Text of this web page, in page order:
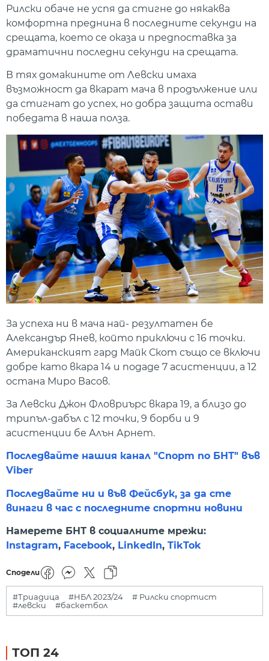
Рилски обаче не успя да стигне до някаква
комфортна преднина в последните секунди на
срещата, което се оказа и предпоставка за
драматични последни секунди на срещата.
В тях домакините от Левски имаха
възможност да вкарат мача в продължение или
да стигнат до успех, но добра защита остави
победата в наша полза.
За успеха ни в мача най- резултатен бе
Александър Янев, който приключи с 16 точки.
Американският гард Майк Скот също се включи
добре като вкара 14 и подаде 7 асистенции, а 12
остана Миро Васов.
За Левски Джон Фловриърс вкара 19, а близо до
трипъл-дабъл с 12 точки, 9 борби и 9
асистенции бе Алън Арнет.
Последвайте нашия канал "Спорт по БНТ" във
Viber
Последвайте ни и във Фейсбук, за да сте
винаги в час с последните спортни новини
Намерете БНТ в социалните мрежи:
Instagram, Facebook, LinkedIn, TikTok
Сподели
#Триадица #НБЛ 2023/24
# Рилски спортист
#левски
#баскетбол
ТОП 24